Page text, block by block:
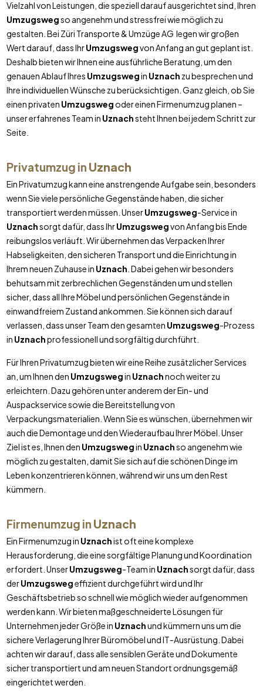
Vielzahl von Leistungen, die speziell darauf ausgerichtet sind, Ihren
Umzugswegso angenehm und stressfrei wie möglich zu
gestalten. Bei Züri Transporte & Umzüge AG legen wir großen
Wert darauf, dass IhrUmzugswegvon Anfang an gut geplant ist.
Deshalb bieten wir Ihnen eine ausführliche Beratung, um den
genauen Ablauf Ihres Umzugswegin Uznach zu besprechen und
Ihre individuellen Wünsche zu berücksichtigen. Ganz gleich, ob Sie
einen privaten Umzugswegoder einen Firmenumzug planen –
unser erfahrenes Team in Uznachsteht Ihnen bei jedem Schritt zur
Seite.
Privatumzug in Uznach
Ein Privatumzug kann eine anstrengende Aufgabe sein, besonders
wenn Sie viele persönliche Gegenstände haben, die sicher
transportiert werden müssen. UnserUmzugsweg-Service in
Uznachsorgt dafür, dass IhrUmzugswegvon Anfang bis Ende
reibungslos verläuft. Wir übernehmen das Verpacken Ihrer
Habseligkeiten, den sicheren Transport und die Einrichtung in
Ihrem neuen Zuhause in Uznach . Dabei gehen wir besonders
behutsam mit zerbrechlichen Gegenständen um und stellen
sicher, dass all Ihre Möbel und persönlichen Gegenstände in
einwandfreiem Zustand ankommen. Sie können sich darauf
verlassen, dass unser Team den gesamten Umzugsweg-Prozess
in Uznachprofessionell und sorgfältig durchführt.
Für Ihren Privatumzug bieten wir eine Reihe zusätzlicher Services
an, um Ihnen den Umzugswegin Uznachnoch weiter zu
erleichtern. Dazu gehören unter anderem der Ein- und
Auspackservice sowie die Bereitstellung von
Verpackungsmaterialien. Wenn Sie es wünschen, übernehmen wir
auch die Demontage und den Wiederaufbau Ihrer Möbel. Unser
Ziel ist es, Ihnen den Umzugswegin Uznachso angenehm wie
möglich zu gestalten, damit Sie sich auf die schönen Dinge im
Leben konzentrieren können, während wir uns um den Rest
kümmern.
Firmenumzug in Uznach
Ein Firmenumzug in Uznachist oft eine komplexe
Herausforderung, die eine sorgfältige Planung und Koordination
erfordert. UnserUmzugsweg-Team in Uznachsorgt dafür, dass
derUmzugswegeffizient durchgeführt wird und Ihr
Geschäftsbetrieb so schnell wie möglich wieder aufgenommen
werden kann. Wir bieten maßgeschneiderte Lösungen für
Unternehmen jeder Größe in Uznachund kümmern uns um die
sichere Verlagerung Ihrer Büromöbel und IT-Ausrüstung. Dabei
achten wir darauf, dass alle sensiblen Geräte und Dokumente
sicher transportiert und am neuen Standort ordnungsgemäß
eingerichtet werden.